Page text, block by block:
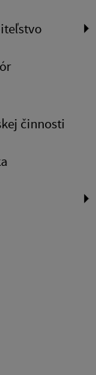
činnosti